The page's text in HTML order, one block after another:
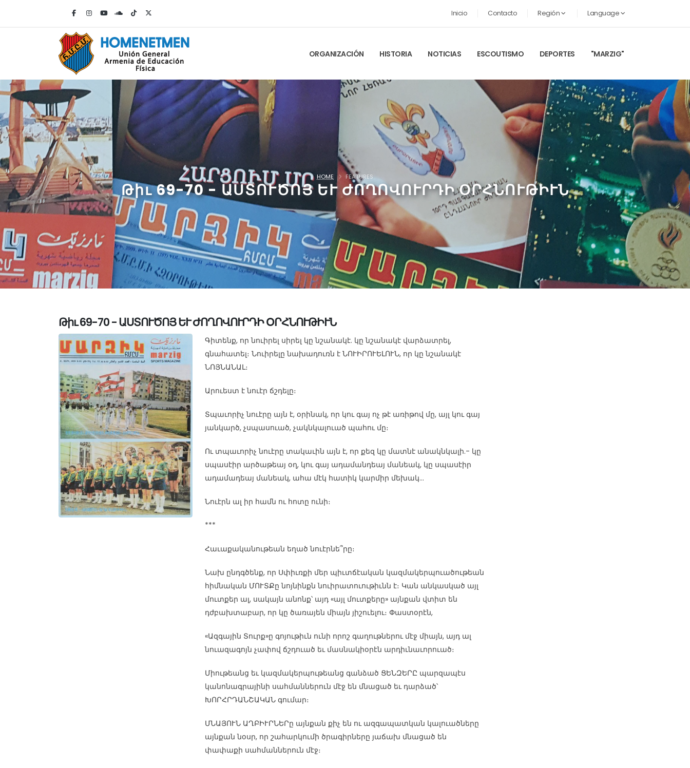
Inicio Contacto Región Language
ORGANIZACIÓN HISTORIA NOTICIAS ESCOUTISMO DEPORTES "MARZIG"
Թիւ 69-70 - ԱՍՏՈՒԾՈՅ ԵՒ ԺՈՂՈՎՈՒՐԴԻ ՕՐՀՆՈՒԹԻՒՆ
HOME FEATURES
Թիւ 69-70 - ԱՍՏՈՒԾՈՅ ԵՒ ԺՈՂՈՎՈՒՐԴԻ ՕՐՀՆՈՒԹԻՒՆ
Գիտենք, որ նուիրել սիրել կը նշանակէ. կը նշանակէ վարձատրել,
գնահատել։ Նուիրելը նախադուռն է ՆՈՒԻՐՈՒԵԼՈՒՆ, որ կը նշանակէ
ՆՈՅՆԱՆԱԼ։
Արուեստ է նուէր ճշդելը։
Տպաւորիչ նուէրը այն է, օրինակ, որ կու գայ ոչ թէ առիթով մը, այլ կու գայ
յանկարծ, չսպասուած, չակնկալուած պահու մը։
Ու տպաւորիչ նուէրը տակաւին այն է, որ քեզ կը մատնէ անակնկալի.- կը
սպասէիր արծաթեայ օղ, կու գայ ադամանդեայ մանեակ, կը սպասէիր
ադամադեայ մանեակ, ահա մէկ հատիկ կարմիր մեխակ...
Նուէրն ալ իր համն ու հոտը ունի։
***
Հաւաքականութեան եղած նուէրնե՞րը։
Նախ ընդգծենք, որ Սփիւռքի մեր պիւտճէական կազմակերպուածութեան
հիմնական ՄՈՒՏՔը նոյնինքն նուիրատուութիւնն է։ Կան անկասկած այլ
մուտքեր ալ, սակայն անոնք՝ այդ «այլ մուտքերը» այնքան վտիտ են
դժբախտաբար, որ կը ծառայեն միայն յիշուելու։ Փաստօրէն,
«Ազգային Տուրք»ը գոյութիւն ունի որոշ գաղութներու մէջ միայն, այդ ալ
նուազագոյն չափով ճշդուած եւ մասնակիօրէն արդիւնաւորուած։
Միութեանց եւ կազմակերպութեանց գանձած ՑԵՆԶԵՐԸ պարզապէս
կանոնագրայինի սահմաններուն մէջ են մնացած եւ դարձած՝
ԽՈՐՀՐԴԱՆՇԱԿԱՆ գումար։
ՄՆԱՅՈՒՆ ԱՂԲԻՒՐՆԵՐը այնքան քիչ են ու ազգապատկան կալուածները
այնքան նօսր, որ շահարկումի ծրագիրները յաճախ մնացած են
փափաքի սահմաններուն մէջ։